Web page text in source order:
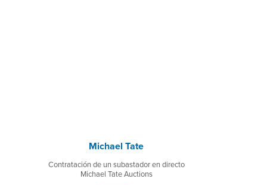
Michael Tate
Contratación de un subastador en directo
Michael Tate Auctions